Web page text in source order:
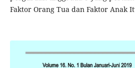
Faktor Orang Tua dan Faktor Anak